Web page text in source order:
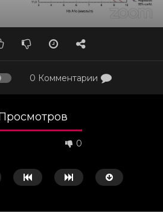
0 Комментарии
0